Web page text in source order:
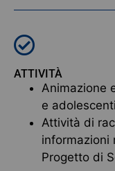
ATTIVITÀ
Animazione
e
Attività di
informazioni
Progetto di